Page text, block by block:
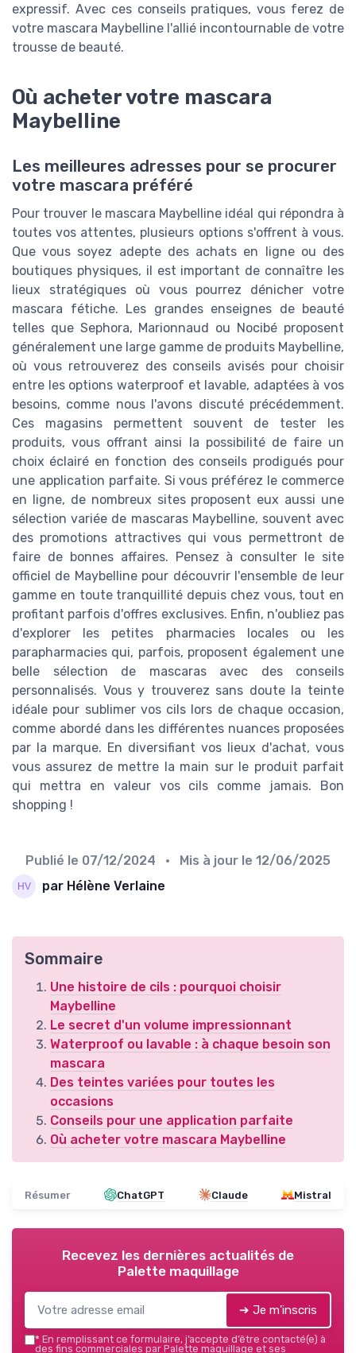
expressif. Avec ces conseils pratiques, vous ferez de
votre mascara Maybelline l'allié incontournable de votre
trousse de beauté.
Où acheter votre mascara
Maybelline
Les meilleures adresses pour se procurer
votre mascara préféré
Pour trouver le mascara Maybelline idéal qui répondra à
toutes vos attentes, plusieurs options s'offrent à vous.
Que vous soyez adepte des achats en ligne ou des
boutiques physiques, il est important de connaître les
lieux stratégiques où vous pourrez dénicher votre
mascara fétiche. Les grandes enseignes de beauté
telles que Sephora, Marionnaud ou Nocibé proposent
généralement une large gamme de produits Maybelline,
où vous retrouverez des conseils avisés pour choisir
entre les options waterproof et lavable, adaptées à vos
besoins, comme nous l'avons discuté précédemment.
Ces magasins permettent souvent de tester les
produits, vous offrant ainsi la possibilité de faire un
choix éclairé en fonction des conseils prodigués pour
une application parfaite. Si vous préférez le commerce
en ligne, de nombreux sites proposent eux aussi une
sélection variée de mascaras Maybelline, souvent avec
des promotions attractives qui vous permettront de
faire de bonnes affaires. Pensez à consulter le site
officiel de Maybelline pour découvrir l'ensemble de leur
gamme en toute tranquillité depuis chez vous, tout en
profitant parfois d'offres exclusives. Enfin, n'oubliez pas
d'explorer les petites pharmacies locales ou les
parapharmacies qui, parfois, proposent également une
belle sélection de mascaras avec des conseils
personnalisés. Vous y trouverez sans doute la teinte
idéale pour sublimer vos cils lors de chaque occasion,
comme abordé dans les différentes nuances proposées
par la marque. En diversifiant vos lieux d'achat, vous
vous assurez de mettre la main sur le produit parfait
qui mettra en valeur vos cils comme jamais. Bon
shopping !
Publié le 07/12/2024 • Mis à jour le 12/06/2025
par Hélène Verlaine
Sommaire
Une histoire de cils : pourquoi choisir
Maybelline
Le secret d'un volume impressionnant
Waterproof ou lavable : à chaque besoin son
mascara
Des teintes variées pour toutes les
occasions
Conseils pour une application parfaite
Où acheter votre mascara Maybelline
Résumer ChatGPT Claude Mistral
Recevez les dernières actualités de
Palette maquillage
➔ Je m'inscris
* En remplissant ce formulaire, j’accepte d’être contacté(e) à
des fins commerciales par Palette maquillage et ses